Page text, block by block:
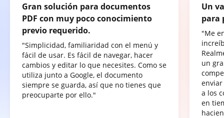
Gran solución para documentos
PDF con muy poco conocimiento
previo requerido.
"Simplicidad, familiaridad con el menú y
fácil de usar. Es fácil de navegar, hacer
cambios y editar lo que necesites. Como se
utiliza junto a Google, el documento
siempre se guarda, así que no tienes que
preocuparte por ello."
Un
para
"Me
un
a los
en